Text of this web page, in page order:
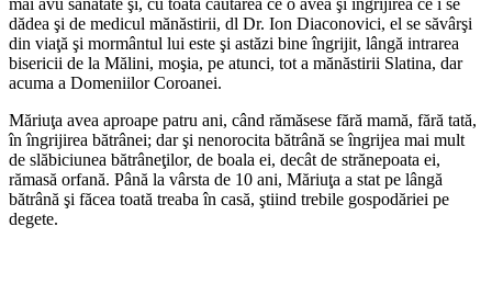
mai avu sănătate şi, cu toată căutarea ce o avea şi îngrijirea ce i se
dădea şi de medicul mănăstirii, dl Dr. Ion Diaconovici, el se săvârşi
din viaţă şi mormântul lui este şi astăzi bine îngrijit, lângă intra­rea
bisericii de la Mălini, moşia, pe atunci, tot a mănăstirii Slatina, dar
acuma a Do­meniilor Coroanei.
Măriuţa avea aproape patru ani, când rămăsese fără mamă, fără tată,
în îngriji­rea bătrânei; dar şi nenorocita bătrână se îngrijea mai mult
de slăbiciunea bătrâneţilor, de boala ei, decât de strănepoata ei,
rămasă orfană. Până la vârsta de 10 ani, Măriuţa a stat pe lângă
bătrână şi făcea toată treaba în casă, ştiind trebile gospo­dăriei pe
degete.